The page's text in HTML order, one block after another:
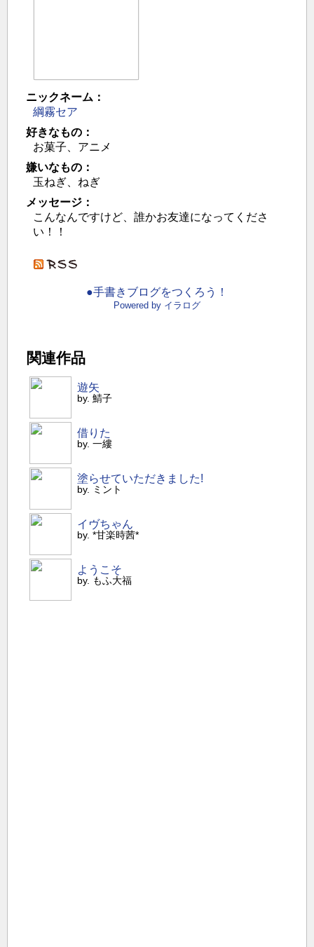
ニックネーム：
綱霧セア
好きなもの：
お菓子、アニメ
嫌いなもの：
玉ねぎ、ねぎ
メッセージ：
こんなんですけど、誰かお友達になってくださ
い！！
●手書きブログをつくろう！
Powered by イラログ
関連作品
遊矢
by. 鯖子
借りた
by. 一縷
塗らせていただきました!
by. ミント
イヴちゃん
by. *甘楽時茜*
ようこそ
by. もふ大福